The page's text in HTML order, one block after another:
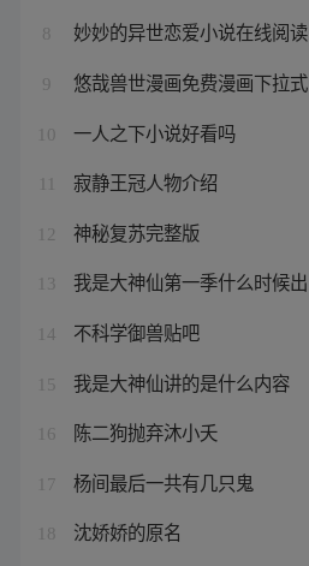
8 妙妙的异世恋爱小说在线阅读
9 悠哉兽世漫画免费漫画下拉式
10 一人之下小说好看吗
寂静王冠人物介绍
12 神秘复苏完整版
13 我是大神仙第一季什么时候出
14 不科学御兽贴吧
15 我是大神仙讲的是什么内容
16 陈二狗抛弃沐小夭
17 杨间最后一共有几只鬼
18 沈娇娇的原名